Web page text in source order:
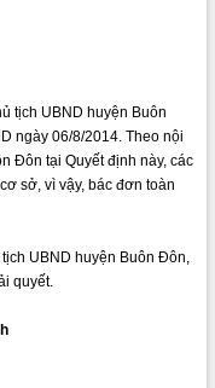
tịch UBND huyện Buôn
ngày 06/8/2014. Theo nội
Đôn tại Quyết định này, các
sở, vì vậy, bác đơn toàn
UBND huyện Buôn Đôn,
quyết.